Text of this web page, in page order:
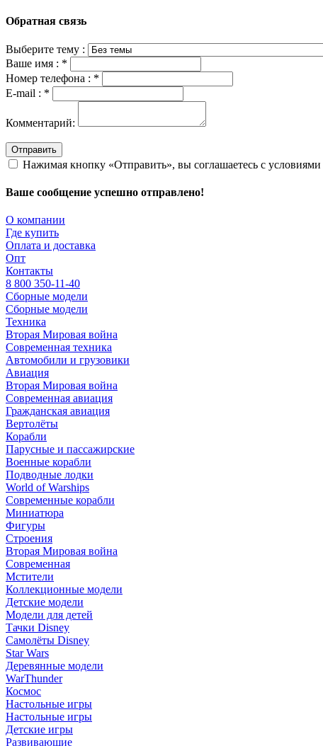
Обратная связь
Выберите тему :
Ваше имя : *
Номер телефона : *
E-mail : *
Комментарий:
Отправить
Нажимая кнопку «Отправить», вы соглашаетесь с условиями
Ваше сообщение успешно отправлено!
О компании
Где купить
Оплата и доставка
Опт
Контакты
8 800 350-11-40
Сборные модели
Сборные модели
Техника
Вторая Мировая война
Современная техника
Автомобили и грузовики
Авиация
Вторая Мировая война
Современная авиация
Гражданская авиация
Вертолёты
Корабли
Парусные и пассажирские
Военные корабли
Подводные лодки
World of Warships
Современные корабли
Миниатюра
Фигуры
Строения
Вторая Мировая война
Современная
Мстители
Коллекционные модели
Детские модели
Модели для детей
Тачки Disney
Самолёты Disney
Star Wars
Деревянные модели
WarThunder
Космос
Настольные игры
Настольные игры
Детские игры
Развивающие